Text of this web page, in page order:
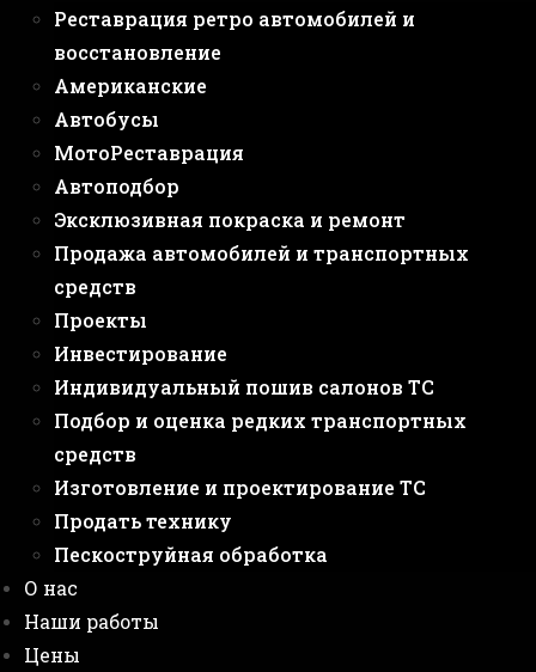
Реставрация ретро автомобилей и
восстановление
Американские
Автобусы
МотоРеставрация
Автоподбор
Эксклюзивная покраска и ремонт
Продажа автомобилей и транспортных
средств
Проекты
Инвестирование
Индивидуальный пошив салонов ТС
Подбор и оценка редких транспортных
средств
Изготовление и проектирование ТС
Продать технику
Пескоструйная обработка
О нас
Наши работы
Цены